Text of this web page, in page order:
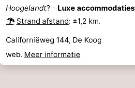
Hoogelandt? - Luxe accommodaties
Strand afstand: ±1,2 km.
Californiëweg 144, De Koog
web. Meer informatie